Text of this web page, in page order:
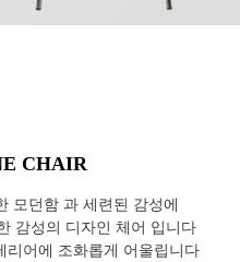
CHAIR
모던함 과 세련된 감성에
감성의 디자인 체어 입니다
리어에 조화롭게 어울립니다